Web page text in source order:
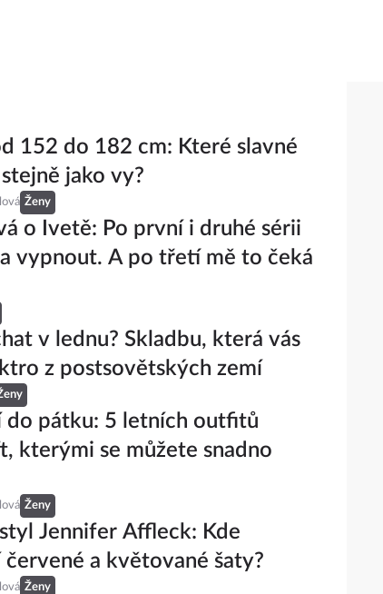
152 do 182 cm: Které slavné
jako vy?
Ženy
o Ivetě: Po první i druhé sérii
vypnout. A po třetí mě to čeká
v lednu? Skladbu, která vás
z postsovětských zemí
do pátku: 5 letních outfitů
kterými se můžete snadno
Ženy
Jennifer Affleck: Kde
a květované šaty?
Ženy